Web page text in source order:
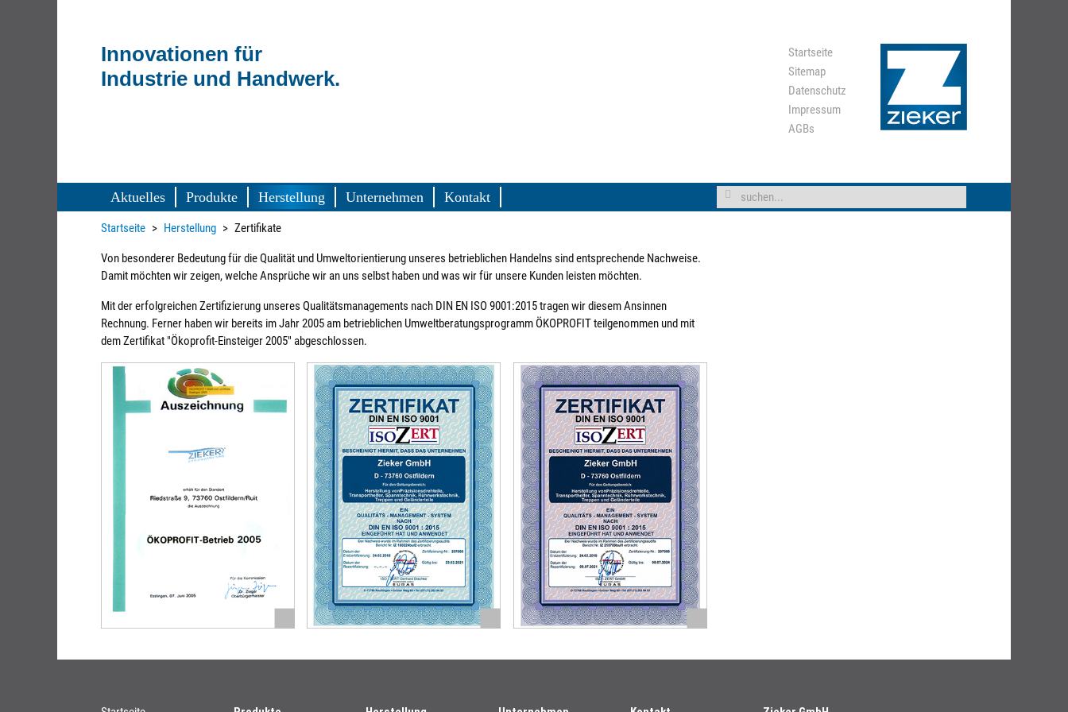
Innovationen für
Industrie und Handwerk.
Startseite
Sitemap
Datenschutz
Impressum
AGBs
Aktuelles Produkte Herstellung Unternehmen Kontakt
Startseite Herstellung Zertifikate
Von besonderer Bedeutung für die Qualität und Umweltorientierung unseres betrieblichen Handelns sind entsprechende Nachweise.
Damit möchten wir zeigen, welche Ansprüche wir an uns selbst haben und was wir für unsere Kunden leisten möchten.
Mit der erfolgreichen Zertifizierung unseres Qualitätsmanagements nach DIN EN ISO 9001:2015 tragen wir diesem Ansinnen
Rechnung. Ferner haben wir bereits im Jahr 2005 am betrieblichen Umweltberatungsprogramm ÖKOPROFIT teilgenommen und mit
dem Zertifikat "Ökoprofit-Einsteiger 2005" abgeschlossen.